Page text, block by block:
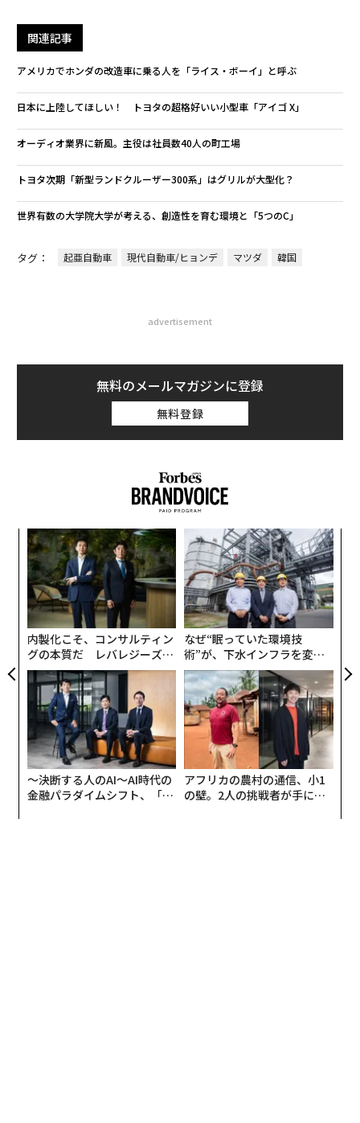
関連記事
アメリカでホンダの改造車に乗る人を「ライス・ボーイ」と呼ぶ
日本に上陸してほしい！ トヨタの超格好いい小型車「アイゴ X」
オーディオ業界に新風。主役は社員数40人の町工場
トヨタ次期「新型ランドクルーザー300系」はグリルが大型化？
世界有数の大学院大学が考える、創造性を育む環境と「5つのC」
タグ： 起亜自動車 現代自動車/ヒョンデ マツダ 韓国
advertisement
無料のメールマガジンに登録
無料登録
内製化こそ、コンサルティン
グの本質だ レバレジーズが
実践する、次世代ファームの
全貌
なぜ“眠っていた環境技
術”が、下水インフラを変え
たのか──産総研×月島JFE
アクアソリューションの10年
〜決断する人のAI〜AI時代の
金融パラダイムシフト、「超
アフリカの農村の通信、小1
の壁。2人の挑戦者が手にし